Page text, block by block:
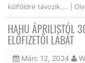
külföldre távozik,... |
HAHU ÁPRILISTÓL
ELŐFIZETŐI LÁBÁT
Márc 12, 2024